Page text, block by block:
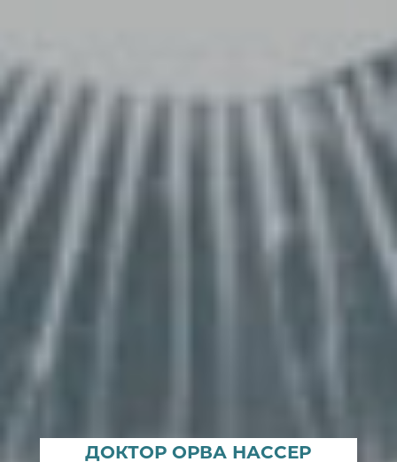
ДОКТОР ОРВА НАССЕР